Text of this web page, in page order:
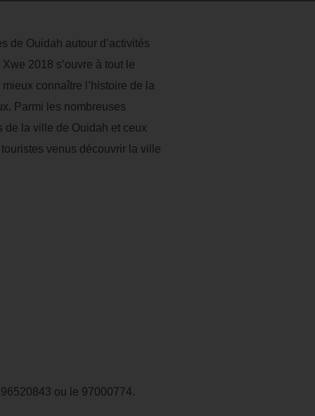
de Ouidah autour d’activités
2018 s’ouvre à tout le
connaître l’histoire de la
Parmi les nombreuses
de la ville de Ouidah et ceux
venus découvrir la ville
ou le 97000774.